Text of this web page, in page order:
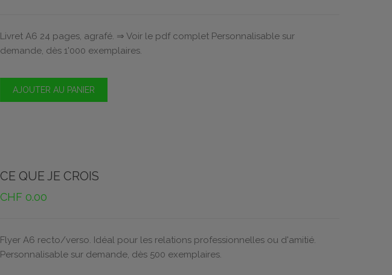
Livret A6 24 pages, agrafé. ⇒ Voir le pdf complet Personnalisable sur
demande, dès 1'000 exemplaires.
AJOUTER AU PANIER
CE QUE JE CROIS
CHF 0.00
Flyer A6 recto/verso. Idéal pour les relations professionnelles ou d'amitié.
Personnalisable sur demande, dès 500 exemplaires.